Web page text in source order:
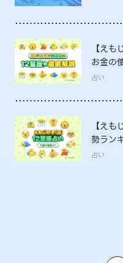
【え
お金の
底解説
占い
【え
勢ラン
は？
占い